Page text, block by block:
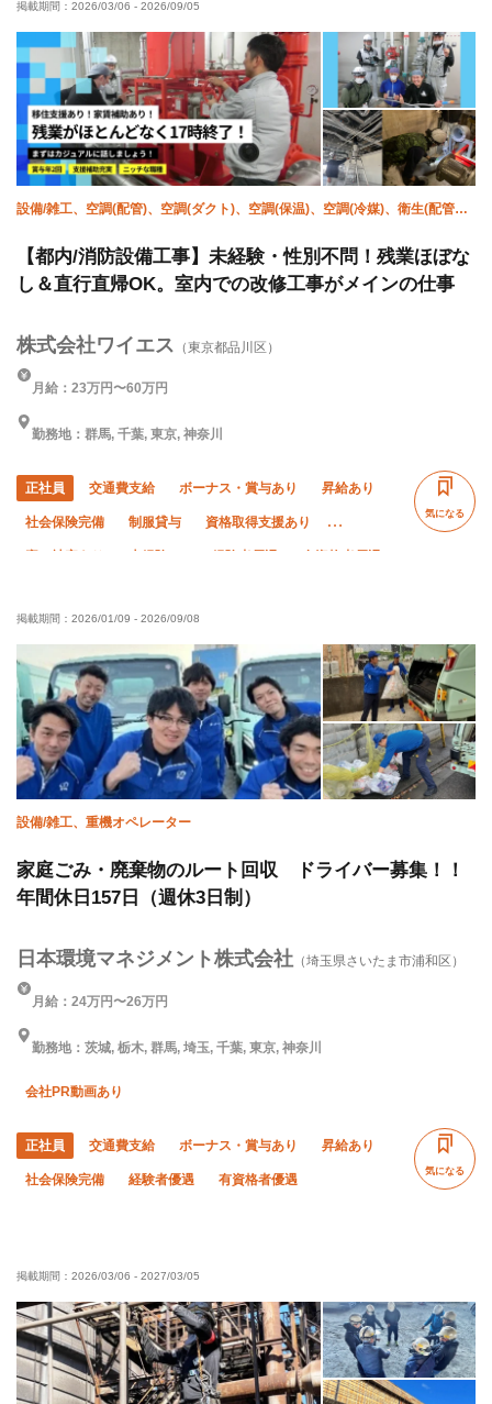
直帰・直行OK 夏季休暇
車・バイク通勤OK 転勤なし
掲載期間： 2026/03/06 - 2026/09/05
設備/雑工、空調(配管)、空調(ダクト)、空調(保温)、空調(冷媒)、衛生(配管
【都内/消防設備工事】未経験・性別不問！残業ほぼな
し＆直行直帰OK。室内での改修工事がメインの仕事
株式会社ワイエス （東京都品川区）
月給：23万円〜60万円
勤務地：群馬, 千葉, 東京, 神奈川
正社員 交通費支給 ボーナス・賞与あり 昇給あり
社会保険完備 制服貸与 資格取得支援あり
直帰・直行OK 残業月10時間以下
年末年始休暇 転勤なし
気になる
掲載期間： 2026/01/09 - 2026/09/08
設備/雑工、重機オペレーター
家庭ごみ・廃棄物のルート回収 ドライバー募集！！
年間休日157日（週休3日制）
日本環境マネジメント株式会社 （埼玉県さいたま市浦和区）
月給：24万円〜26万円
勤務地：茨城, 栃木, 群馬, 埼玉, 千葉, 東京, 神奈川
会社PR動画あり
正社員 交通費支給 ボーナス・賞与あり 昇給あり
社会保険完備 経験者優遇 有資格者優遇
気になる
掲載期間： 2026/03/06 - 2027/03/05